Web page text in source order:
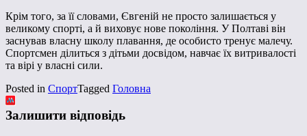
Крім того, за її словами, Євгеній не просто залишається у
великому спорті, а й виховує нове покоління. У Полтаві він
заснував власну школу плавання, де особисто тренує малечу.
Спортсмен ділиться з дітьми досвідом, навчає їх витривалості
та вірі у власні сили.
Posted in СпортTagged Головна
Залишити відповідь